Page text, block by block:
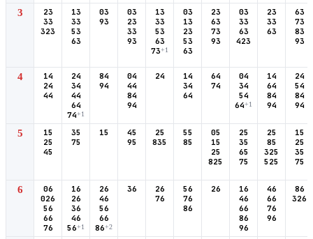
3
23
33
323
13
33
53
63
03
93
03
23
33
93
13
33
53
63
73+1
03
13
23
53
63
23
63
73
93
03
33
63
423
23
33
63
63
73
83
93
4
14
24
44
24
34
44
64
74+1
84
94
04
44
84
94
24
14
34
64
64
74
04
34
54
64+1
14
64
84
94
24
54
84
94
5
15
25
45
35
75
15
45
95
25
835
55
85
05
15
25
825
25
35
65
75
25
85
325
525
15
25
35
75
6
06
026
56
66
76
16
26
36
46
56+1
26
46
56
66
86+2
36
26
76
56
76
86
26
16
46
66
86
96
46
66
76
96
86
326